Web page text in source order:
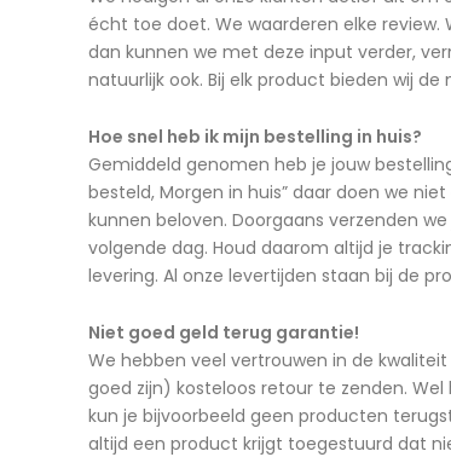
écht toe doet. We waarderen elke review.
dan kunnen we met deze input verder,
natuurlijk ook. Bij elk product bieden wij
Hoe snel heb ik mijn bestelling in huis?
Gemiddeld genomen heb je jouw
besteld, Morgen in huis” daar doen we
kunnen beloven. Doorgaans verzenden
volgende dag. Houd daarom altijd je
levering. Al onze levertijden staan bij de
Niet goed geld terug garantie!
We hebben veel vertrouwen in de
goed zijn) kosteloos retour te zenden.
kun je bijvoorbeeld geen producten
altijd een product krijgt toegestuurd dat